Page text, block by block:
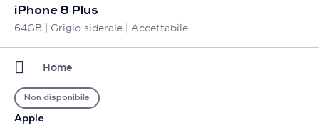
iPhone 8 Plus
64GB | Grigio siderale | Accettabile
Home
Apple
Non disponibile